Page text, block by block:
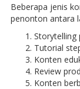
Beberapa jenis
penonton antara
Storytelling
Tutorial
Konten
Review
Konten